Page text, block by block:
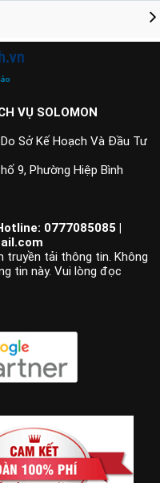
VỤ SOLOMON
Sở Kế Hoạch Và Đầu Tư
9, Phường Hiệp Bình
0777085085 |
truyền tải thông tin. Không
tin này. Vui lòng đọc